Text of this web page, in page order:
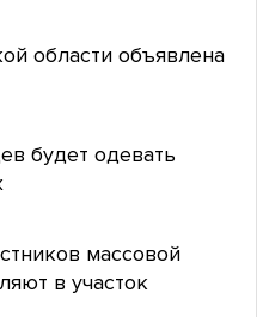
области объявлена
будет одевать
массовой
в участок